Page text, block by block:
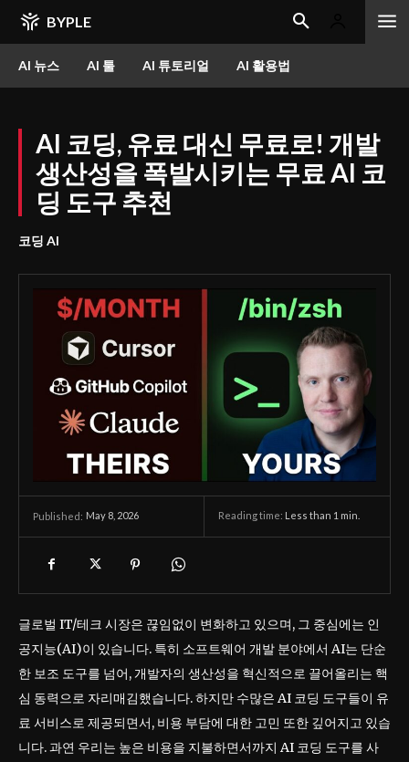
BYPLE
AI 뉴스 AI 툴 AI 튜토리얼 AI 활용법
AI 코딩, 유료 대신 무료로! 개발
생산성을 폭발시키는 무료 AI 코
딩 도구 추천
코딩 AI
Published: May 8, 2026 Reading time: Less than 1 min.
글로벌 IT/테크 시장은 끊임없이 변화하고 있으며, 그 중심에는 인
공지능(AI)이 있습니다. 특히 소프트웨어 개발 분야에서 AI는 단순
한 보조 도구를 넘어, 개발자의 생산성을 혁신적으로 끌어올리는 핵
심 동력으로 자리매김했습니다. 하지만 수많은 AI 코딩 도구들이 유
료 서비스로 제공되면서, 비용 부담에 대한 고민 또한 깊어지고 있습
니다. 과연 우리는 높은 비용을 지불하면서까지 AI 코딩 도구를 사